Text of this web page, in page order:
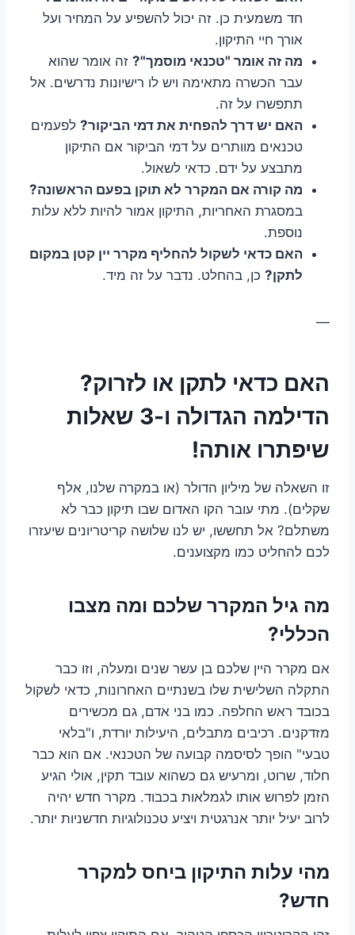
חד משמעית כן. זה יכול להשפיע על המחיר ועל
אורך חיי התיקון.
מה זה אומר "טכנאי מוסמך"? זה אומר שהוא
עבר הכשרה מתאימה ויש לו רישיונות נדרשים. אל
תתפשרו על זה.
האם יש דרך להפחית את דמי הביקור? לפעמים
טכנאים מוותרים על דמי הביקור אם התיקון
מתבצע על ידם. כדאי לשאול.
מה קורה אם המקרר לא תוקן בפעם הראשונה?
במסגרת האחריות, התיקון אמור להיות ללא עלות
נוספת.
האם כדאי לשקול להחליף מקרר יין קטן במקום
לתקן? כן, בהחלט. נדבר על זה מיד.
—
האם כדאי לתקן או לזרוק?
הדילמה הגדולה ו-3 שאלות
שיפתרו אותה!
זו השאלה של מיליון הדולר (או במקרה שלנו, אלף
שקלים). מתי עובר הקו האדום שבו תיקון כבר לא
משתלם? אל תחששו, יש לנו שלושה קריטריונים שיעזרו
לכם להחליט כמו מקצוענים.
מה גיל המקרר שלכם ומה מצבו
הכללי?
אם מקרר היין שלכם בן עשר שנים ומעלה, וזו כבר
התקלה השלישית שלו בשנתיים האחרונות, כדאי לשקול
בכובד ראש החלפה. כמו בני אדם, גם מכשירים
מזדקנים. רכיבים מתבלים, היעילות יורדת, ו"בלאי
טבעי" הופך לסיסמה קבועה של הטכנאי. אם הוא כבר
חלוד, שרוט, ומרעיש גם כשהוא עובד תקין, אולי הגיע
הזמן לפרוש אותו לגמלאות בכבוד. מקרר חדש יהיה
לרוב יעיל יותר אנרגטית ויציע טכנולוגיות חדשניות יותר.
מהי עלות התיקון ביחס למקרר
חדש?